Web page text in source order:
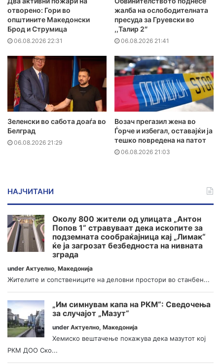
отворено: Гори во
општините Македонски
Брод и Струмица
06.08.2026 22:31
жалба на ослободителната
пресуда за Груевски во
,,Талир 2″
06.08.2026 21:41
Зеленски во сабота доаѓа во
Белград
06.08.2026 21:29
Возач прегазил жена во
Ѓорче и избегал, оставајќи ја
тешко повредена на патот
06.08.2026 21:03
НАЈЧИТАНИ
Околу 800 жители од улицата „Антон
Попов 1“ стравуваат дека ископите за
подземната сообраќајница кај „Лимак“
ќе ја загрозат безбедноста на нивната
зграда
under Актуелно, Македонија
Жителите и сопствениците на деловни простори во станбен...
„Им симнувам капа на РКМ“: Сведочења
за случајот „Мазут“
under Актуелно, Македонија
Хемиско вештачење покажува дека мазутот кој
РКМ ДОО Ско...